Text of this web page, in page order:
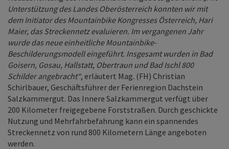
Unterstützung des Landes Oberösterreich konnten wir mit
dem Initiator des Mountainbike Kongresses Österreich, Hari
Maier, das Streckennetz evaluieren. Im vergangenen Jahr
wurde das neue einheitliche Mountainbike-
Beschilderungsmodell eingeführt. Insgesamt wurden in Bad
Goisern, Gosau, Hallstatt, Obertraun und Bad Ischl 800
Schilder angebracht“, erläutert Mag. (FH) Christian
Schirlbauer, Geschäftsführer der Ferienregion Dachstein
Salzkammergut. Das Innere Salzkammergut verfügt über
200 Kilometer freigegebene Forststraßen. Durch geschickte
Nutzung und Mehrfahrbefahrung kann ein spannendes
Streckennetz von rund 800 Kilometern Länge angeboten
werden.